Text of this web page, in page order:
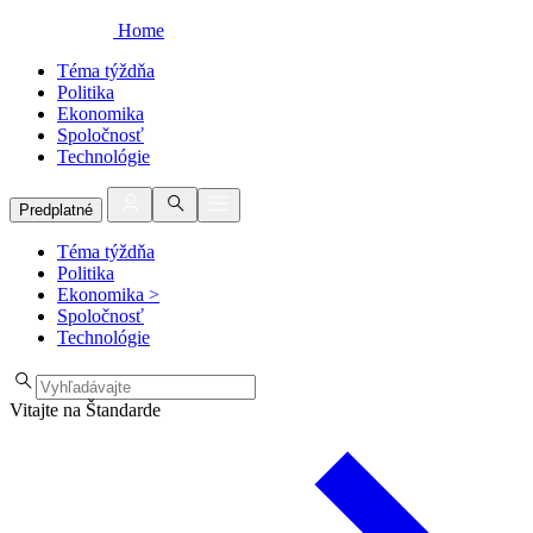
Home
Téma týždňa
Politika
Ekonomika
Spoločnosť
Technológie
Predplatné
Téma týždňa
Politika
Ekonomika >
Spoločnosť
Technológie
Vitajte na Štandarde